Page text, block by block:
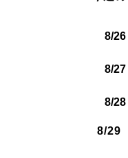
8/
8/
8/
8/29